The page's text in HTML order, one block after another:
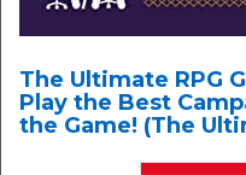
The Ultimate RPG
Play the Best
the Game! (The